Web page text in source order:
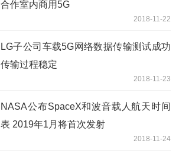
合作室内商用5G
2018-11-22
LG子公司车载5G网络数据传输测试成功
传输过程稳定
2018-11-23
NASA公布SpaceX和波音载人航天时间
表 2019年1月将首次发射
2018-11-24